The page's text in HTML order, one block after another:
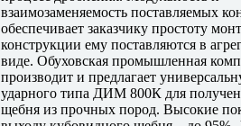
взаимозаменяемость поставляемых
обеспечивает заказчику простоту
конструкции ему поставляются в
виде. Обуховская промышленная
производит и предлагает
ударного типа ДИМ 800К для
щебня из прочных пород. Высокие